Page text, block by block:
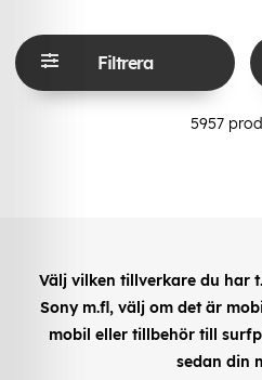
Filtrera
5957
Välj vilken tillverkare du har
Sony m.fl, välj om det är
mobil eller tillbehör till
sedan din